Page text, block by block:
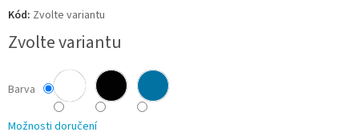
Měrná
cena:
Kód: Zvolte variantu
Zvolte variantu
Barva
Možnosti doručení